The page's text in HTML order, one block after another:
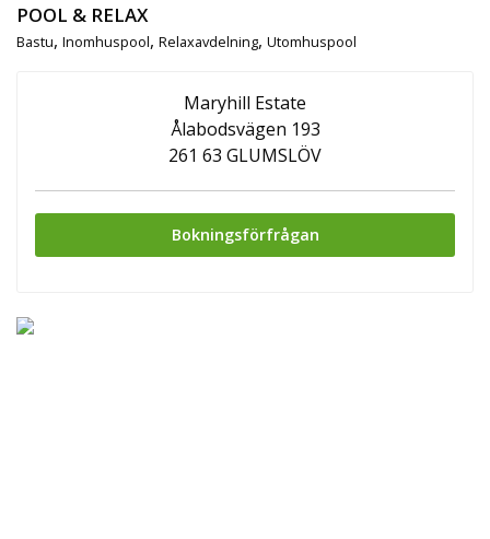
POOL & RELAX
Bastu, Inomhuspool, Relaxavdelning, Utomhuspool
Maryhill Estate
Ålabodsvägen 193
261 63 GLUMSLÖV
Bokningsförfrågan